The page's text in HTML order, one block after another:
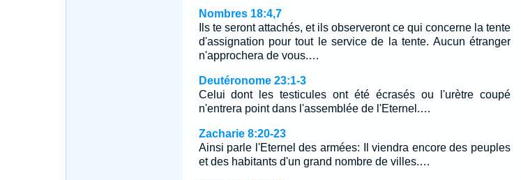
Nombres 18:4,7
Ils te seront attachés, et ils observeront ce qui concerne la tente
d'assignation pour tout le service de la tente. Aucun étranger
n'approchera de vous.…
Deutéronome 23:1-3
Celui dont les testicules ont été écrasés ou l'urètre coupé
n'entrera point dans l'assemblée de l'Eternel.…
Zacharie 8:20-23
Ainsi parle l'Eternel des armées: Il viendra encore des peuples
et des habitants d'un grand nombre de villes.…